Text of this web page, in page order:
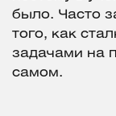
было. Часто
того, как
задачами на
самом.